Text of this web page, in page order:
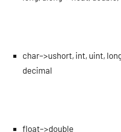
char–>ushort, int, uint,
decimal
float–>double